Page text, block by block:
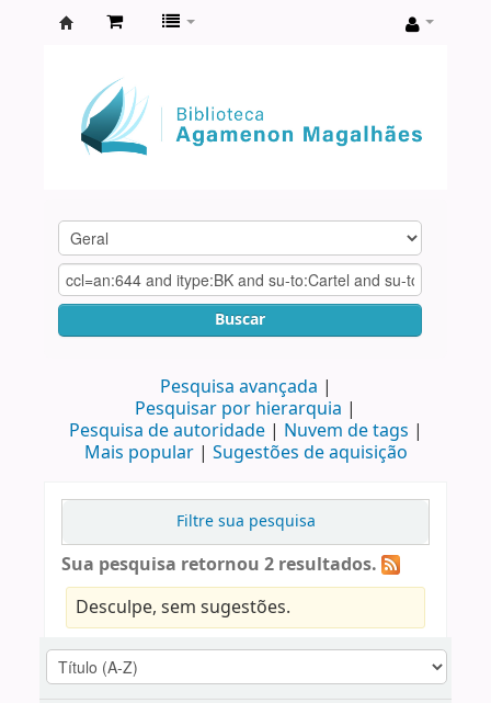
Agamenon
Magalhães
Buscar
Pesquisa avançada
Pesquisar por hierarquia
Pesquisa de autoridade
Nuvem de tags
Mais popular
Sugestões de aquisição
Filtre sua pesquisa
Sua pesquisa retornou 2 resultados.
Desculpe, sem sugestões.